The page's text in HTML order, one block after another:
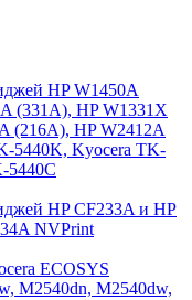
HP W1450A
(331A), HP W1331X
(216A), HP W2412A
5440K, Kyocera TK-
5440C
HP CF233A и HP
NVPrint
ECOSYS
M2540dn, M2540dw,